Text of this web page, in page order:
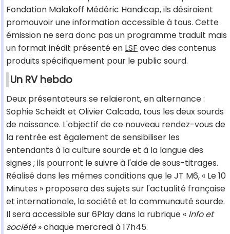
Fondation Malakoff Médéric Handicap, ils désiraient
promouvoir une information accessible à tous. Cette
émission ne sera donc pas un programme traduit mais
un format inédit présenté en LSF avec des contenus
produits spécifiquement pour le public sourd.
Un RV hebdo
Deux présentateurs se relaieront, en alternance :
Sophie Scheidt et Olivier Calcada, tous les deux sourds
de naissance. L'objectif de ce nouveau rendez-vous de
la rentrée est également de sensibiliser les
entendants à la culture sourde et à la langue des
signes ; ils pourront le suivre à l'aide de sous-titrages.
Réalisé dans les mêmes conditions que le JT M6, « Le 10
Minutes » proposera des sujets sur l'actualité française
et internationale, la société et la communauté sourde.
Il sera accessible sur 6Play dans la rubrique « Info et
société» chaque mercredi à 17h45.